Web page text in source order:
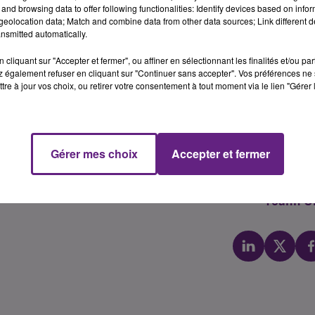
Marie-Guite Dufay a annonc� cette
qui permet de garantir des pr�ts pour
de Bourgogne-Franche-Comt�.
consentis par ces entreprises pour leurs
des organismes bancaires.
garantie avec BPI France et avec la SIAGI, soci�t� de
et activit�s de proximit�
sign�e dans ce sens par Marie-Guite Dufay,
pr�sident de Bourgogne-Franche-Comt� Garantie
Yoann
browsing data to offer following functionalities: Identify devices based on
data; Match and combine data from other data sources; Link different
automatically.
cliquant sur "Accepter et fermer", ou affiner en sélectionnant les finalités et/ou
également refuser en cliquant sur "Continuer sans accepter". Vos préférences
à jour vos choix, ou retirer votre consentement à tout moment via le lien
Gérer mes choix Accepter et fermer